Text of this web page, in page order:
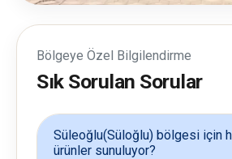
Bölgeye Özel Bilgilendirme
Sık Sorulan Sorular
Süleoğlu(Süloğlu) bölgesi için
ürünler sunuluyor?